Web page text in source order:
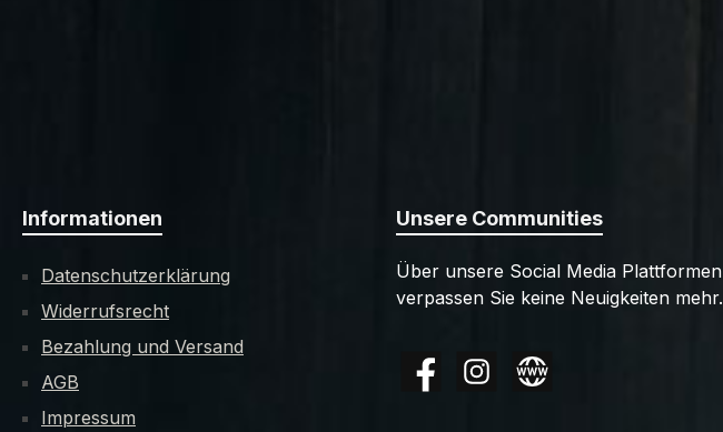
Informationen
Datenschutzerklärung
Widerrufsrecht
Bezahlung und Versand
AGB
Impressum
Unsere Communities
Über unsere Social Media Plattformen
verpassen Sie keine Neuigkeiten mehr.
FacebookInstagramWebsite